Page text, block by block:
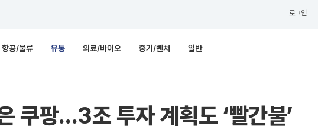
로그인
항공/물류 유통 의료/바이오 중기/벤처 일반
쿠팡…3조 투자 계획도 ‘빨간불’